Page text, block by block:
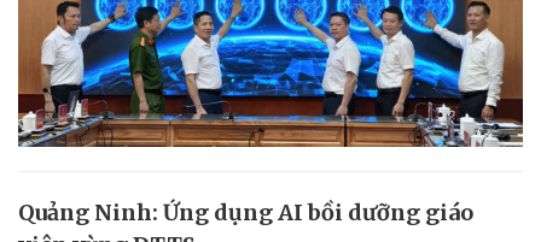
Quảng Ninh: Ứng dụng AI bồi dưỡng giáo